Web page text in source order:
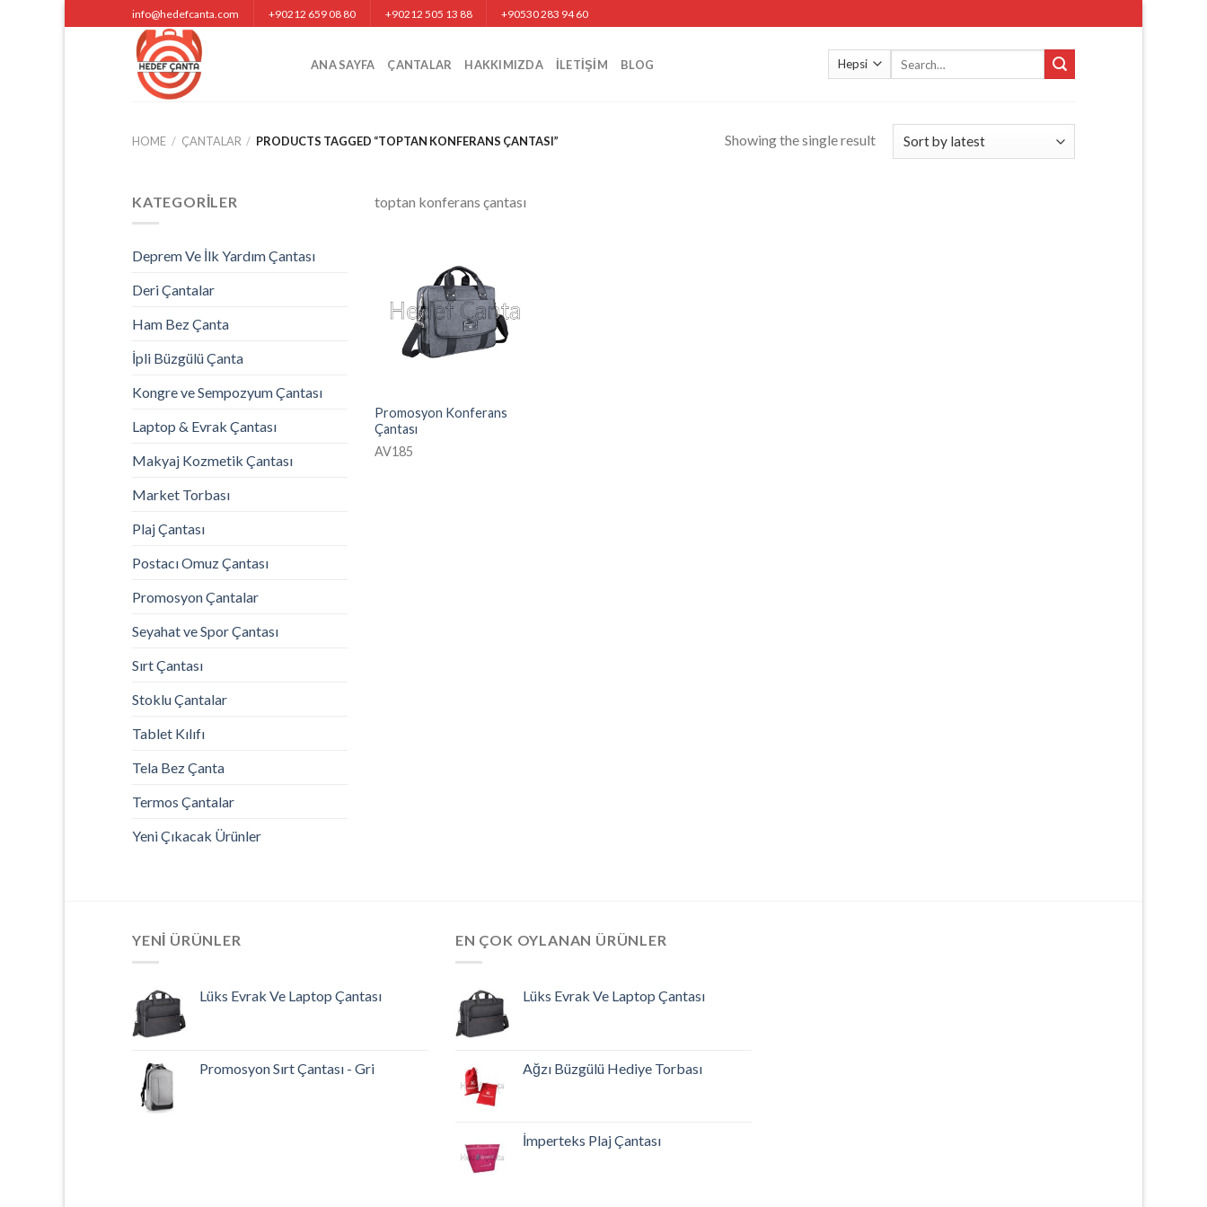
info@hedefcanta.com +90212 659 08 80 +90212 505 13 88 +90530 283 94 60
ANA SAYFA ÇANTALAR HAKKIMIZDA İLETIŞIM BLOG
Search
HOME / ÇANTALAR / PRODUCTS TAGGED “TOPTAN KONFERANS ÇANTASI” Showing the single result
KATEGORILER
Deprem Ve İlk Yardım Çantası
Deri Çantalar
Ham Bez Çanta
İpli Büzgülü Çanta
Kongre ve Sempozyum Çantası
Laptop & Evrak Çantası
Makyaj Kozmetik Çantası
Market Torbası
Plaj Çantası
Postacı Omuz Çantası
Promosyon Çantalar
Seyahat ve Spor Çantası
Sırt Çantası
Stoklu Çantalar
Tablet Kılıfı
Tela Bez Çanta
Termos Çantalar
Yeni Çıkacak Ürünler
toptan konferans çantası
Promosyon Konferans
Çantası
AV185
YENI ÜRÜNLER
Lüks Evrak Ve Laptop Çantası
Promosyon Sırt Çantası - Gri
EN ÇOK OYLANAN ÜRÜNLER
Lüks Evrak Ve Laptop Çantası
Ağzı Büzgülü Hediye Torbası
İmperteks Plaj Çantası